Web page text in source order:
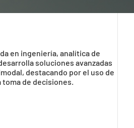
en ingeniería, analítica de
soluciones avanzadas
destacando por el uso de
de decisiones.